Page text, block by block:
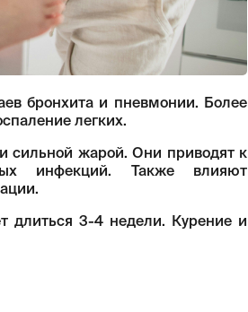
бронхита и пневмонии. Более
легких.
сильной жарой. Они приводят к
инфекций. Также влияют
длиться 3-4 недели. Курение и